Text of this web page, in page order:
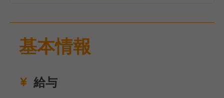
基本情報
給与